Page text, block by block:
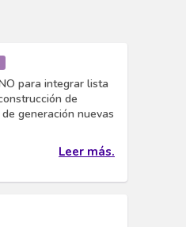
para integrar lista
de
generación nuevas
Leer más.